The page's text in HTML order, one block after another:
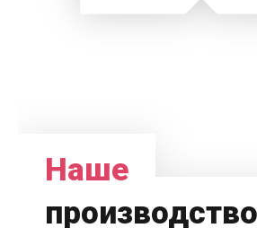
Наше
производство